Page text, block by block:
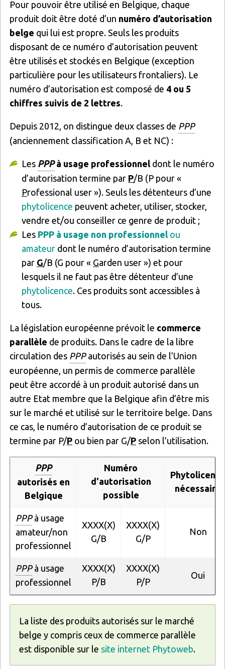
Pour pouvoir être utilisé en Belgique, chaque
produit doit être doté d’un numéro d’autorisation
belge qui lui est propre. Seuls les produits
disposant de ce numéro d’autorisation peuvent
être utilisés et stockés en Belgique (exception
particulière pour les utilisateurs frontaliers). Le
numéro d’autorisation est composé de 4 ou 5
chiffres suivis de 2 lettres.
Depuis 2012, on distingue deux classes de PPP
(anciennement classification A, B et NC) :
Les PPPà usage professionneldont le numéro
d’autorisation termine par P/B (P pour «
Professional user »). Seuls les détenteurs d’une
phytolicence peuvent acheter, utiliser, stocker,
vendre et/ou conseiller ce genre de produit ;
Les PPP à usage non professionnelou
amateurdont le numéro d’autorisation termine
par G/B (G pour « Garden user ») et pour
lesquels il ne faut pas être détenteur d’une
phytolicence. Ces produits sont accessibles à
tous.
La législation européenne prévoit le commerce
parallèle de produits. Dans le cadre de la libre
circulation des PPPautorisés au sein de l’Union
européenne, un permis de commerce parallèle
peut être accordé à un produit autorisé dans un
autre Etat membre que la Belgique afin d’être mis
sur le marché et utilisé sur le territoire belge. Dans
ce cas, le numéro d’autorisation de ce produit se
termine par P/P ou bien par G/P selon l’utilisation.
PPP
autorisés en
Belgique
Numéro
d'autorisation
possible
Phytolicence
nécessaire
PPPà usage
amateur/non
professionnel
XXXX(X)
G/B
XXXX(X)
G/P
Non
PPPà usage
professionnel
XXXX(X)
P/B
XXXX(X)
P/P
Oui
La liste des produits autorisés sur le marché
belge y compris ceux de commerce parallèle
est disponible sur le site internet Phytoweb.